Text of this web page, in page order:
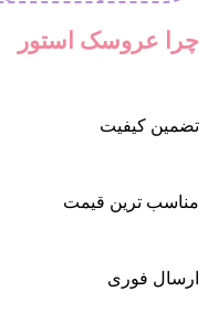
چرا عروسک استور
تضمین کیفیت
مناسب ترین قیمت
ارسال فوری